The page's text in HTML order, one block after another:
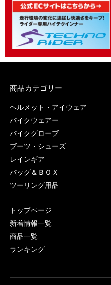
商品カテゴリー
ヘルメット・アイウェア
バイクウェアー
バイクグローブ
ブーツ・シューズ
レインギア
バッグ＆ＢＯＸ
ツーリング用品
トップページ
新着情報一覧
商品一覧
ランキング